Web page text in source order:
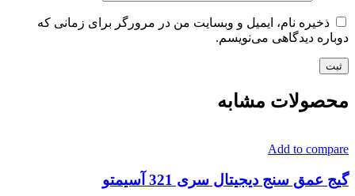
ذخیره نام، ایمیل و وبسایت من در مرورگر برای زمانی که
دوباره دیدگاهی می‌نویسم.
محصولات مشابه
Add to compare
گیج عمق سنج دیجیتال سری 321 آسیمتو